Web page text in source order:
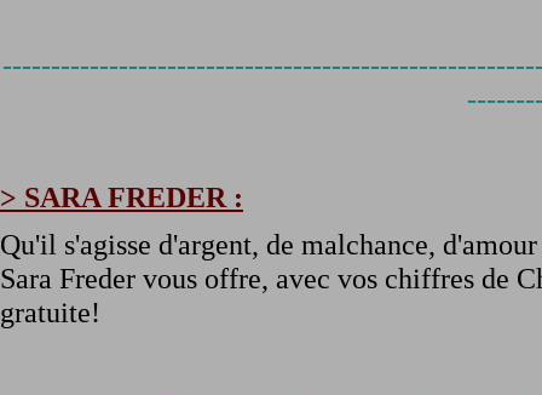
> SARA FREDER :
Qu'il s'agisse d'argent, de malchance,
Sara Freder vous offre, avec vos chiffres de
gratuite!